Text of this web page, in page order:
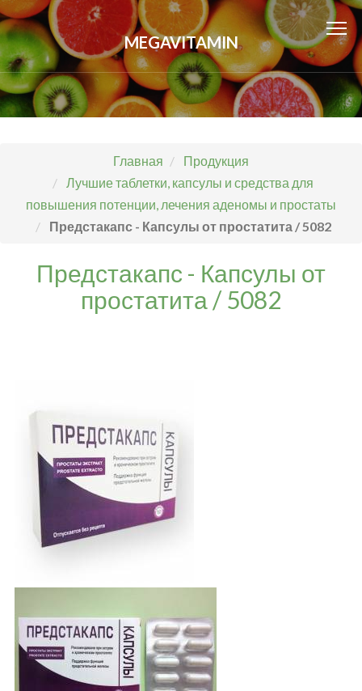
MEGAVITAMIN
Главная
Продукция
Лучшие таблетки, капсулы и средства для
повышения потенции, лечения аденомы и простаты
Предстакапс - Капсулы от простатита / 5082
Предстакапс - Капсулы от
простатита / 5082